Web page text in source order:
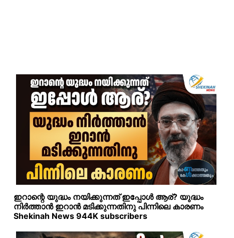
ഇറാന്റെ യുദ്ധം നയിക്കുന്നത് ഇപ്പോള്‍ ആര്? യുദ്ധം
നിര്‍ത്താന്‍ ഇറാന്‍ മടിക്കുന്നതിനു പിന്നിലെ കാരണം
Shekinah News 944K subscribers